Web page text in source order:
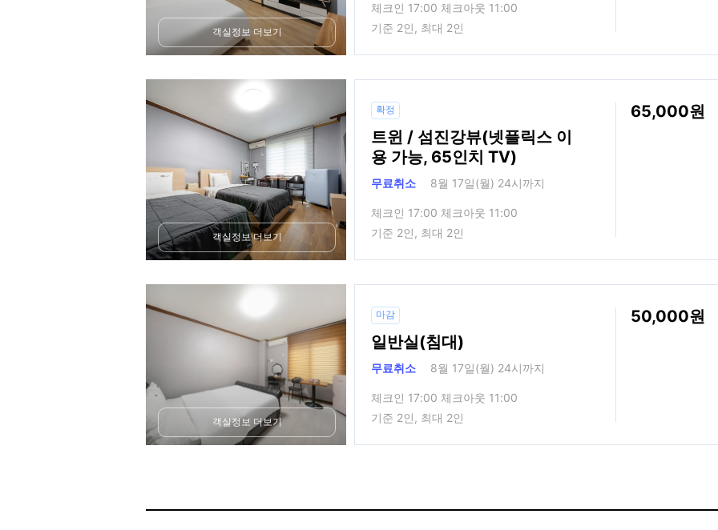
객실정보 더보기
체크인 17:00 체크아웃 11:00
기준 2인, 최대 2인
객실정보 더보기
확정
트윈 / 섬진강뷰(넷플릭스 이
용 가능, 65인치 TV)
무료취소 8월 17일(월) 24시까지
체크인 17:00 체크아웃 11:00
기준 2인, 최대 2인
65,000
객실정보 더보기
마감
일반실(침대)
무료취소 8월 17일(월) 24시까지
체크인 17:00 체크아웃 11:00
기준 2인, 최대 2인
50,000